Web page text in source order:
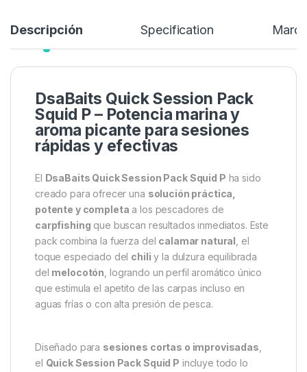
Descripción Specification Marca
DsaBaits Quick Session Pack
Squid P – Potencia marina y
aroma picante para sesiones
rápidas y efectivas
El DsaBaits Quick Session Pack Squid P ha sido
creado para ofrecer una solución práctica,
potente y completa a los pescadores de
carpfishing que buscan resultados inmediatos. Este
pack combina la fuerza del calamar natural, el
toque especiado del chili y la dulzura equilibrada
del melocotón, logrando un perfil aromático único
que estimula el apetito de las carpas incluso en
aguas frías o con alta presión de pesca.
Diseñado para sesiones cortas o improvisadas,
el Quick Session Pack Squid P incluye todo lo